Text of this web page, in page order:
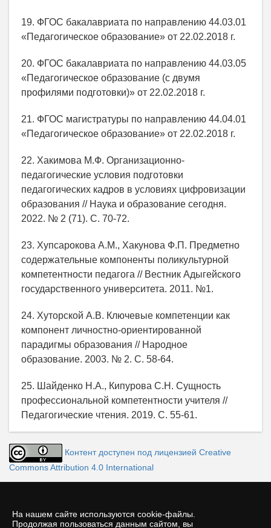
На нашем сайте используются cookie-файлы.
Продолжая пользоваться данным сайтом, вы
19. ФГОС бакалавриата по направлению 44.03.01
«Педагогическое образование» от 22.02.2018 г.
20. ФГОС бакалавриата по направлению 44.03.05
«Педагогическое образование (с двумя
профилями подготовки)» от 22.02.2018 г.
21. ФГОС магистратуры по направлению 44.04.01
«Педагогическое образование» от 22.02.2018 г.
22. Хакимова М.Ф. Организационно-
педагогические условия подготовки
педагогических кадров в условиях цифровизации
образования // Наука и образование сегодня.
2022. № 2 (71). С. 70-72.
23. Хупсарокова А.М., Хакунова Ф.П. Предметно
содержательные компоненты поликультурной
компетентности педагога // Вестник Адыгейского
государственного университета. 2011. №1.
24. Хуторской А.В. Ключевые компетенции как
компонент личностно-ориентированной
парадигмы образования // Народное
образование. 2003. № 2. С. 58-64.
25. Шайденко Н.А., Кипурова С.Н. Сущность
профессиональной компетентности учителя //
Педагогические чтения. 2019. С. 55-61.
Контент доступен под лицензией Creative
Commons Attribution 4.0 International